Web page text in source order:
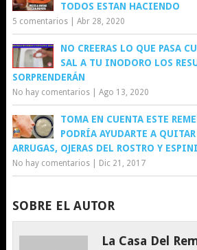
TODOS ESTAN HACIENDO
5 comentarios| Abr 28, 2020
NO CREERAS LO QUE PASA
SAL A TU INODORO LOS
SORPRENDERÁN
No hay comentarios| Ago 13, 2020
TOMA EN CUENTA ESTE
PODRÍA AYUDARTE A
ARRUGAS, OJERAS DEL ROSTRO Y
No hay comentarios| Dic 21, 2017
SOBRE EL AUTOR
La Casa Del